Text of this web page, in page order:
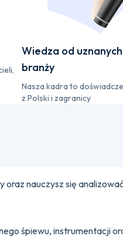
Wiedza od
branży
Nasza kadra to
z Polski i zagranicy
oraz nauczysz się
śpiewu, instrumentacji